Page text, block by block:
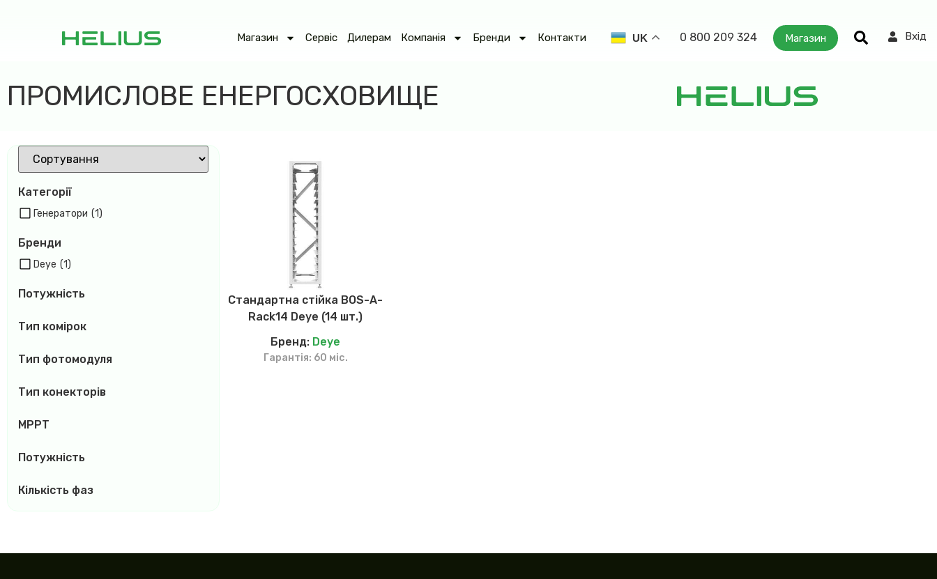
Магазин Сервіс Дилерам Компанія Бренди Контакти UK 0 800 209 324 Магазин Вхід
ПРОМИСЛОВЕ ЕНЕРГОСХОВИЩЕ
Категорії
Генератори (1)
Бренди
Deye (1)
Потужність
Тип комірок
Тип фотомодуля
Тип конекторів
MPPT
Потужність
Кількість фаз
Стандартна стійка BOS-A-
Rack14 Deye (14 шт.)
Бренд: Deye
Гарантія: 60 міс.